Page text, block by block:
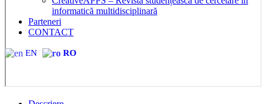
informatică multidisciplinară
Parteneri
CONTACT
EN RO